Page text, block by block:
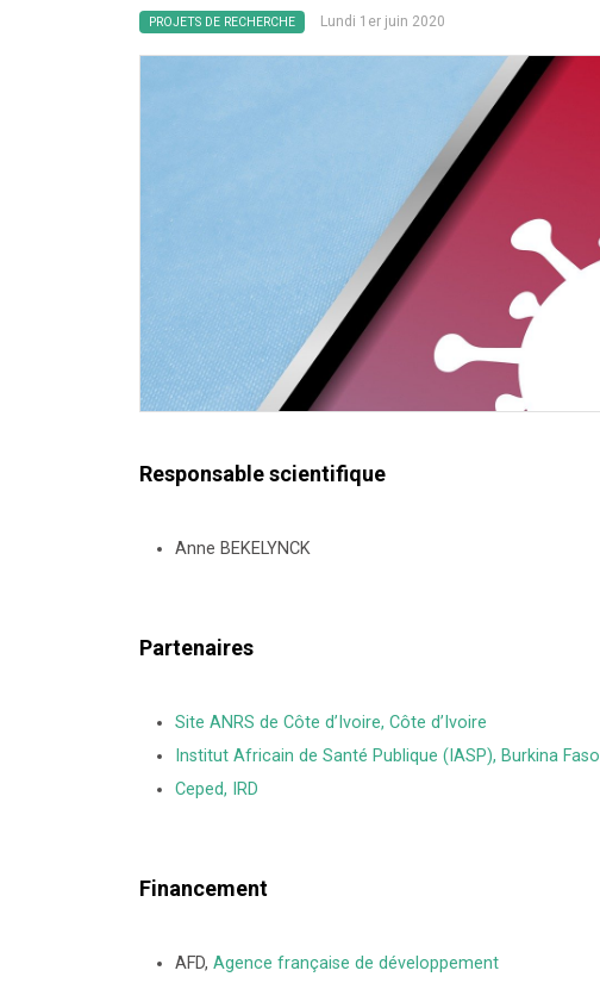
PROJETS DE RECHERCHE Lundi 1er juin 2020
Responsable scientifique
Anne BEKELYNCK
Partenaires
Site ANRS de Côte d’Ivoire, Côte d’Ivoire
Institut Africain de Santé Publique (IASP), Burkina Faso
Ceped, IRD
Financement
AFD, Agence française de développement